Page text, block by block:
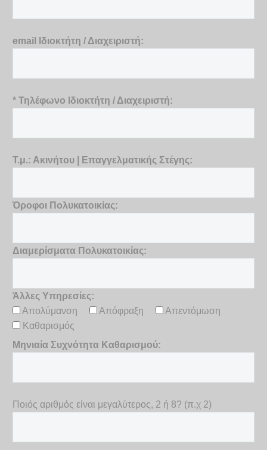
email Ιδιοκτήτη / Διαχειριστή:
* Τηλέφωνο Ιδιοκτήτη / Διαχειριστή:
Τ.μ.: Ακινήτου | Επαγγελματικής Στέγης:
Όροφοι Πολυκατοικίας:
Διαμερίσματα Πολυκατοικίας:
Άλλες Υπηρεσίες:
Απολύμανση
Απόφραξη
Απεντόμωση
Καθαρισμός
Μηνιαία Συχνότητα Καθαρισμού:
Ποιός αριθμός είναι μεγαλύτερος, 2 ή 8? (π.χ 2)